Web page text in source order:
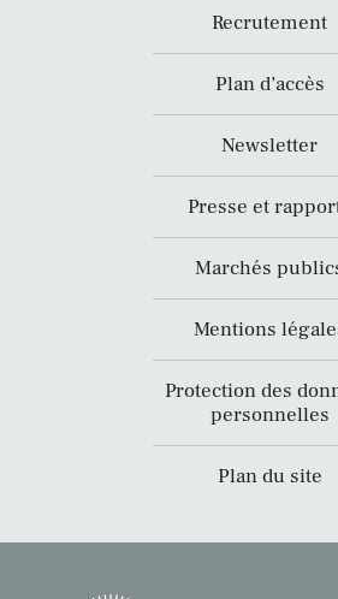
Recrutement
Plan d’accès
Newsletter
Presse et
Marchés
Mentions
Protection des
personnelles
Plan du site